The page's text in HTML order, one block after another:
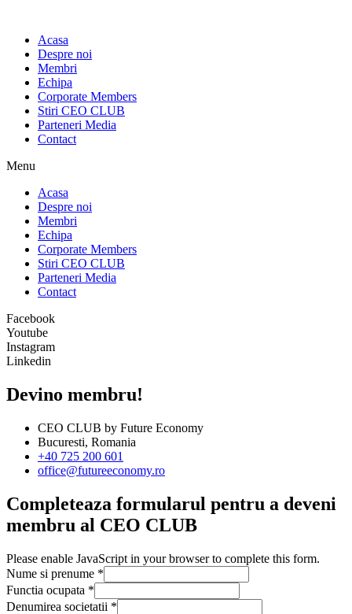
conținutAcasa
Despre noi
Membri
Echipa
Corporate Members
Stiri CEO CLUB
Parteneri Media
Contact
Menu
Acasa
Despre noi
Membri
Echipa
Corporate Members
Stiri CEO CLUB
Parteneri Media
Contact
Facebook
Youtube
Instagram
Linkedin
Devino membru!
CEO CLUB by Future Economy
Bucuresti, Romania
+40 725 200 601
office@futureeconomy.ro
Completeaza formularul pentru a deveni
membru al CEO CLUB
Please enable JavaScript in your browser to complete this form.
Nume si prenume *
Functia ocupata *
Denumirea societatii *